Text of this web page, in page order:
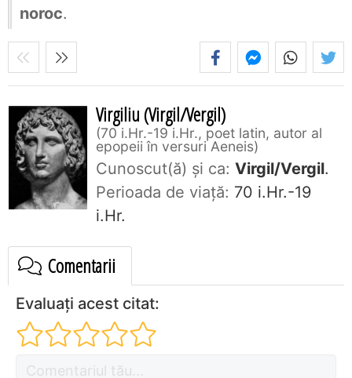
noroc.
Virgiliu (Virgil/Vergil)
70 i.Hr.-19 i.Hr., poet latin, autor al
epopeii în versuri Aeneis
Cunoscut(ă) și ca: Virgil/Vergil.
Perioada de viaţă: 70 i.Hr.-19
i.Hr.
Comentarii
Evaluați acest citat: